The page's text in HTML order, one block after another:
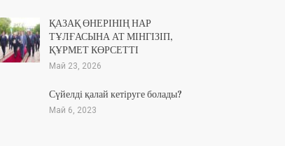
ҚАЗАҚ ӨНЕРІНІҢ НАР
ТҰЛҒАСЫНА АТ МІНГІЗІП,
ҚҰРМЕТ КӨРСЕТТІ
Май 23, 2026
Сүйелді қалай кетіруге болады?
Май 6, 2023